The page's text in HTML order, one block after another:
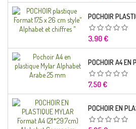
Prix
3,90 €
Prix
7,50 €